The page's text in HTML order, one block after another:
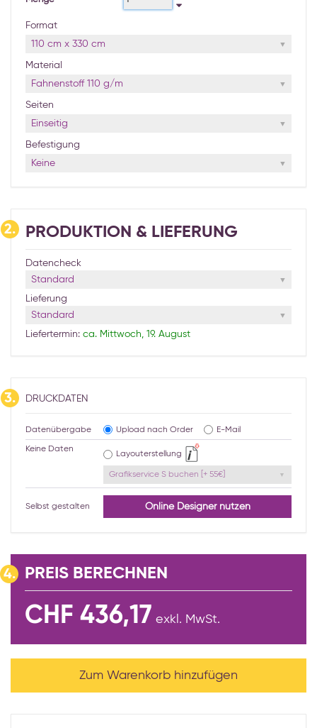
Format
110 cm x 330 cm
Material
Fahnenstoff 110 g/m
Seiten
Einseitig
Befestigung
Keine
2. PRODUKTION & LIEFERUNG
Datencheck
Standard
Lieferung
Standard
Liefertermin: ca. Mittwoch, 19. August
3. DRUCKDATEN
Datenübergabe Upload nach Order E-Mail
Keine Daten
Layouterstellung
Grafikservice S buchen [+ 55€]
Selbst gestalten Online Designer nutzen
4. PREIS BERECHNEN
CHF 436,17 exkl. MwSt.
Zum Warenkorb hinzufügen